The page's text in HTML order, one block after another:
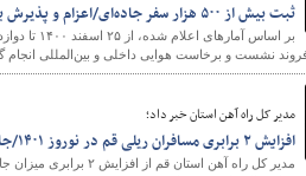
ثبت بیش از ۵۰۰ هزار سفر جاده‌ای/اعزام و پذیرش بیش از ۲ میلیون مسافر هوایی
مدیر کل راه آهن استان خبر داد؛
افزایش ۲ برابری مسافران ریلی قم در نوروز ۱۴۰۱/جابجایی ۸۸ هزار مسافر از طریق راه آهن قم